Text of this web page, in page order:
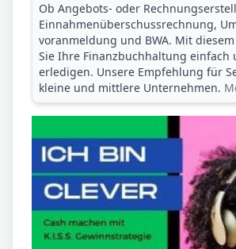
Ob Angebots- oder
Einnahmenüberschuss­rechnung,
voranmeldung und BWA. Mit
Sie Ihre Finanz­buchhaltung einfach
erledigen. Unsere Empfehlung für
kleine und mittlere Unternehmen.